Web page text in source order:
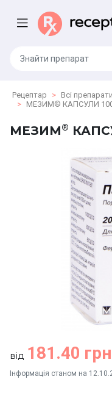
Рецептар Всі препарати
МЕЗИМ® КАПСУЛИ
МЕЗИМ®
від 181.40
Інформація станом на